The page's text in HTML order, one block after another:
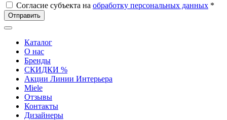
Согласие субъекта на обработку персональных данных *
Отправить
Каталог
О нас
Бренды
СКИДКИ %
Акции Линии Интерьера
Miele
Отзывы
Контакты
Дизайнеры